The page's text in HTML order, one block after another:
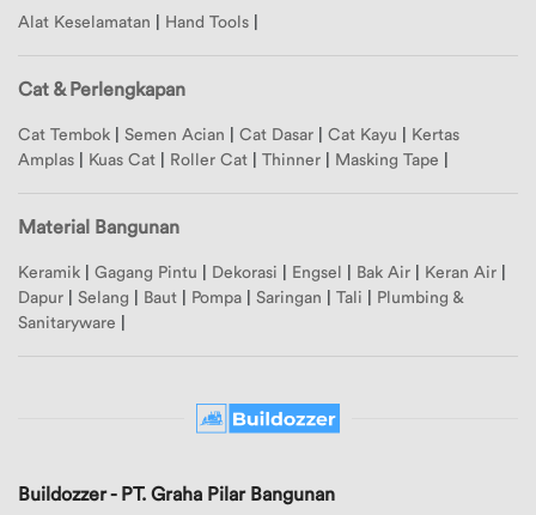
Alat Keselamatan Hand Tools
Cat & Perlengkapan
Cat Tembok Semen Acian Cat Dasar Cat Kayu
Kertas
Amplas
Kuas Cat Roller Cat Thinner Masking Tape
Material Bangunan
Keramik Gagang Pintu Dekorasi Engsel Bak Air Keran Air
Dapur
Selang Baut Pompa Saringan Tali
Plumbing &
Sanitaryware
Buildozzer - PT. Graha Pilar Bangunan